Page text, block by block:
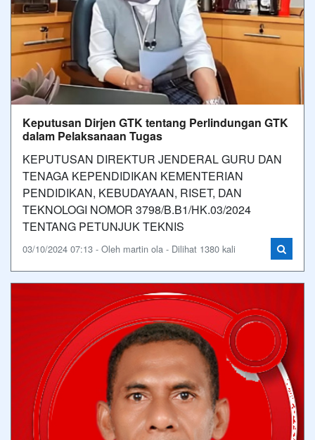
Keputusan Dirjen GTK tentang Perlindungan GTK
dalam Pelaksanaan Tugas
KEPUTUSAN DIREKTUR JENDERAL GURU DAN
TENAGA KEPENDIDIKAN KEMENTERIAN
PENDIDIKAN, KEBUDAYAAN, RISET, DAN
TEKNOLOGI NOMOR 3798/B.B1/HK.03/2024
TENTANG PETUNJUK TEKNIS
03/10/2024 07:13 - Oleh martin ola - Dilihat 1380 kali